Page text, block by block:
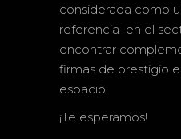
considerada como
referencia en el
encontrar
firmas de prestigio
espacio.
¡Te esperamos!